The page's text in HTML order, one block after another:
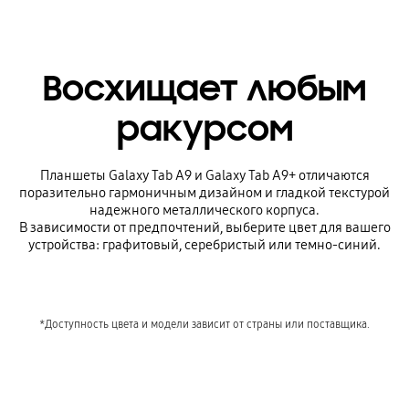
Восхищает любым
ракурсом
Планшеты Galaxy Tab A9 и Galaxy Tab A9+ отличаются
поразительно гармоничным дизайном и гладкой текстурой
надежного металлического корпуса.
В зависимости от предпочтений, выберите цвет для вашего
устройства: графитовый, серебристый или темно-синий.
*Доступность цвета и модели зависит от страны или поставщика.